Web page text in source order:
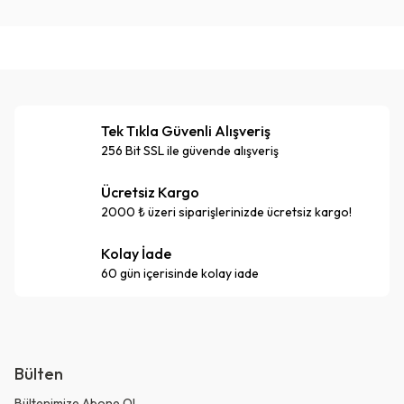
Tek Tıkla Güvenli Alışveriş
256 Bit SSL ile güvende alışveriş
Ücretsiz Kargo
2000 ₺ üzeri siparişlerinizde ücretsiz kargo!
Kolay İade
60 gün içerisinde kolay iade
Bülten